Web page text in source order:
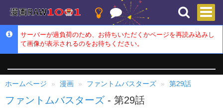
サーバーが過負荷のため、お待ちいただくかページを再読み込みし
て画像が表示されるのをお待ちください。
ホームページ 漫画 ファントムバスターズ 第29話
ファントムバスターズ - 第29話